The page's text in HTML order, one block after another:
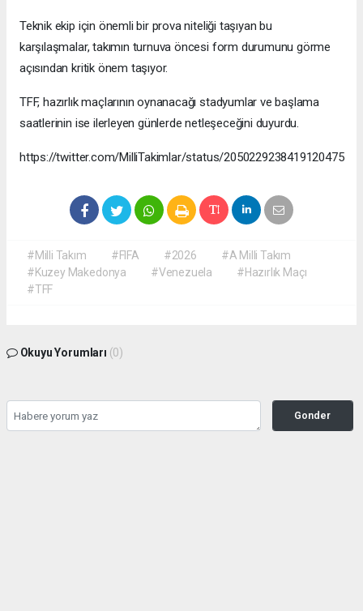
Teknik ekip için önemli bir prova niteliği taşıyan bu
karşılaşmalar, takımın turnuva öncesi form durumunu görme
açısından kritik önem taşıyor.
TFF, hazırlık maçlarının oynanacağı stadyumlar ve başlama
saatlerinin ise ilerleyen günlerde netleşeceğini duyurdu.
https://twitter.com/MilliTakimlar/status/2050229238419120475
#Milli Takım #FIFA #2026
#A Milli Takım
#Kuzey Makedonya
#Venezuela
#Hazırlık Maçı
#TFF
Okuyu Yorumları (0)
Gonder